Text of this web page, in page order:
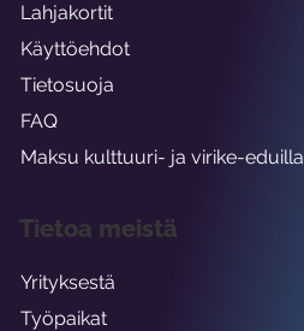
Lahjakortit
Käyttöehdot
Tietosuoja
FAQ
Maksu kulttuuri- ja virike-eduilla
Tietoa meistä
Yrityksestä
Työpaikat